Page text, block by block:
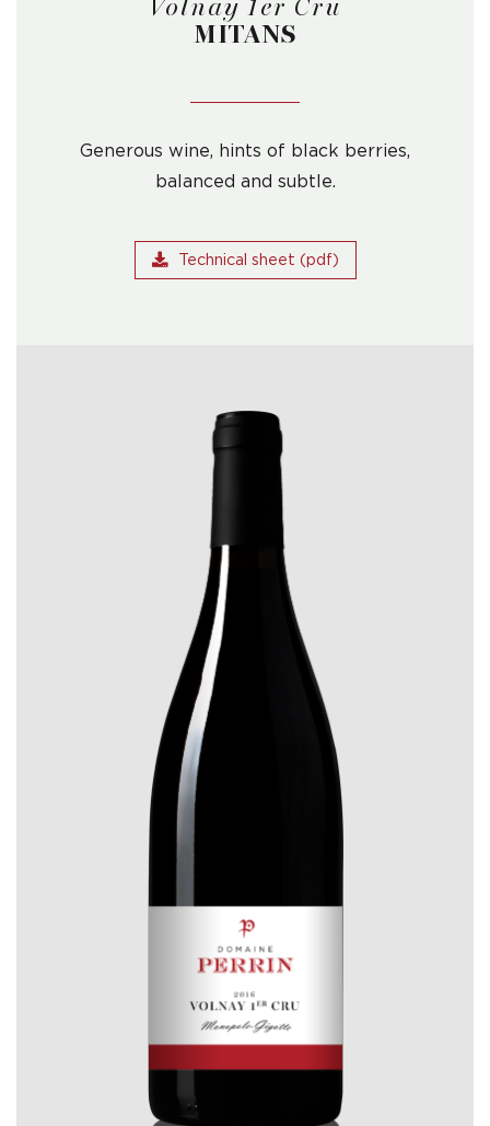
Volnay 1er Cru
MITANS
Generous wine, hints of black berries,
balanced and subtle.
Technical sheet (pdf)